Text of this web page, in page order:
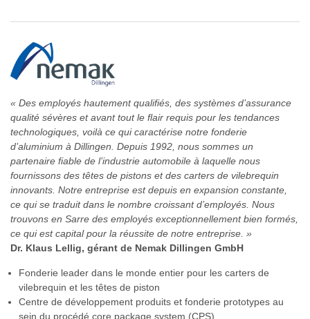
« Des employés hautement qualifiés, des systèmes d’assurance
qualité sévères et avant tout le flair requis pour les tendances
technologiques, voilà ce qui caractérise notre fonderie
d’aluminium à Dillingen. Depuis 1992, nous sommes un
partenaire fiable de l’industrie automobile à laquelle nous
fournissons des têtes de pistons et des carters de vilebrequin
innovants. Notre entreprise est depuis en expansion constante,
ce qui se traduit dans le nombre croissant d’employés. Nous
trouvons en Sarre des employés exceptionnellement bien formés,
ce qui est capital pour la réussite de notre entreprise. »
Dr. Klaus Lellig, gérant de Nemak Dillingen GmbH
Fonderie leader dans le monde entier pour les carters de
vilebrequin et les têtes de piston
Centre de développement produits et fonderie prototypes au
sein du procédé core package system (CPS)